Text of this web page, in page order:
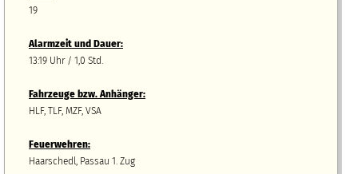
19
Alarmzeit und Dauer:
13:19 Uhr / 1,0 Std.
Fahrzeuge bzw.Anhänger:
HLF, TLF, MZF, VSA
Feuerwehren:
Haarschedl, Passau 1. Zug